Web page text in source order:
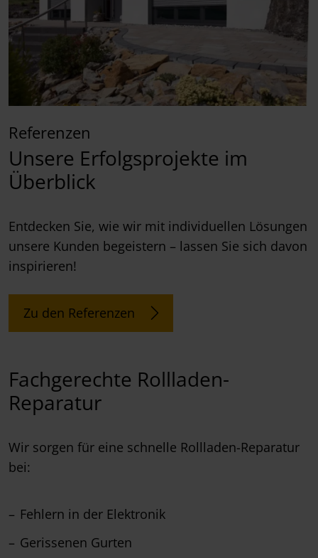
Referenzen
Unsere Erfolgsprojekte im
Überblick
Entdecken Sie, wie wir mit individuellen Lösungen
unsere Kunden begeistern – lassen Sie sich davon
inspirieren!
Zu den Referenzen
Fachgerechte Rollladen-
Reparatur
Wir sorgen für eine schnelle Rollladen-Reparatur
bei:
Fehlern in der Elektronik
Gerissenen Gurten